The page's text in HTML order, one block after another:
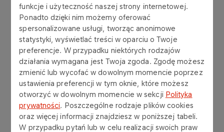
funkcje i użyteczność naszej strony internetowej.
Ponadto dzięki nim możemy oferować
spersonalizowane usługi, tworząc anonimowe
statystyki, wyświetlać treści w oparciu o Twoje
preferencje. W przypadku niektórych rodzajów
działania wymagana jest Twoja zgoda. Zgodę możesz
zmienić lub wycofać w dowolnym momencie poprzez
ustawienia preferencji w tym oknie, które możesz
otworzyć w dowolnym momencie w sekcji Polityka
prywatności. Poszczególne rodzaje plików cookies
oraz więcej informacji znajdziesz w poniższej tabeli.
W przypadku pytań lub w celu realizacji swoich praw
kierowcą zawodowym ADR w ruchu
krajowym lub międzynarodowym? Możemy
Ci pomóc.
Pomożemy Ci uzyskać uprawnienia dla pojazdów
kategorii C+E oraz dla przewozów paliw płynnych
oraz gazu płynnego (LPG) w zakresie transportu
krajowego – w zamian chcemy, abyś z nami
pracował.